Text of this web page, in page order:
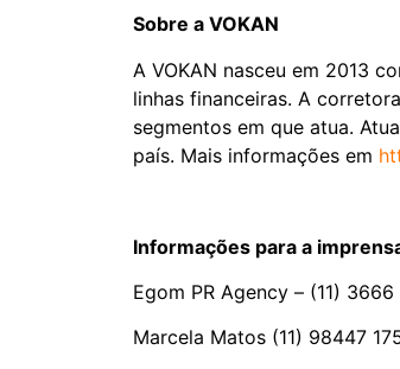
Sobre a VOKAN
A VOKAN nasceu em 2013
linhas financeiras. A
segmentos em que atua.
país. Mais informações em
Informações para a
Egom PR Agency – (11) 3666
Marcela Matos (11) 98447